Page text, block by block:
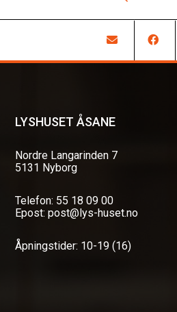
LYSHUSET ÅSANE
Nordre Langarinden 7
5131 Nyborg
Telefon: 55 18 09 00
Epost: post@lys-huset.no
Åpningstider: 10-19 (16)